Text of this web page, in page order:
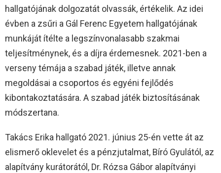
hallgatójának dolgozatát olvassák, értékelik. Az idei
évben a zsűri a Gál Ferenc Egyetem hallgatójának
munkáját ítélte a legszínvonalasabb szakmai
teljesítménynek, és a díjra érdemesnek. 2021-ben a
verseny témája a szabad játék, illetve annak
megoldásai a csoportos és egyéni fejlődés
kibontakoztatására. A szabad játék biztosításának
módszertana.
Takács Erika hallgató 2021. június 25-én vette át az
elismerő oklevelet és a pénzjutalmat, Bíró Gyulától, az
alapítvány kurátorától, Dr. Rózsa Gábor alapítványi